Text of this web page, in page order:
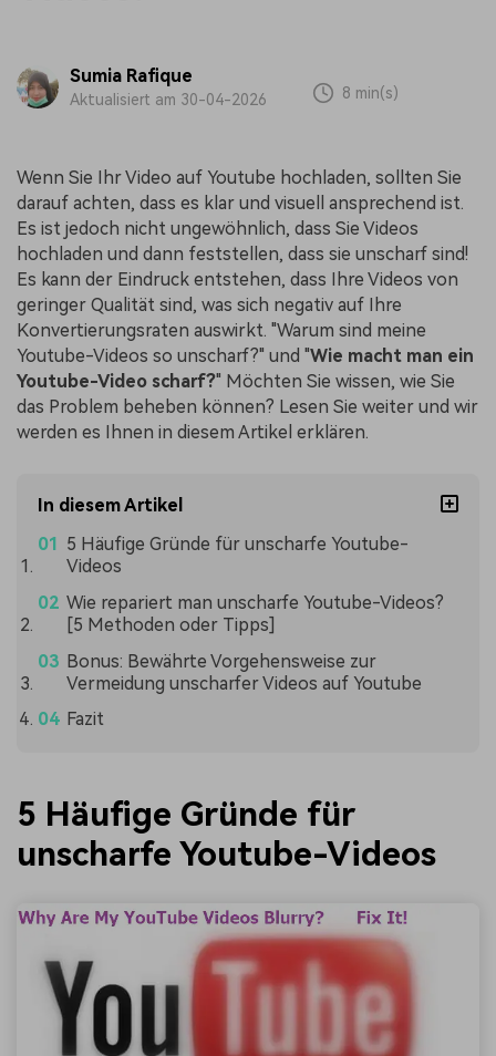
Sumia Rafique
Aktualisiert am 30-04-2026 8 min(s)
Wenn Sie Ihr Video auf Youtube hochladen, sollten Sie
darauf achten, dass es klar und visuell ansprechend ist.
Es ist jedoch nicht ungewöhnlich, dass Sie Videos
hochladen und dann feststellen, dass sie unscharf sind!
Es kann der Eindruck entstehen, dass Ihre Videos von
geringer Qualität sind, was sich negativ auf Ihre
Konvertierungsraten auswirkt. "Warum sind meine
Youtube-Videos so unscharf?" und "Wie macht man ein
Youtube-Video scharf?" Möchten Sie wissen, wie Sie
das Problem beheben können? Lesen Sie weiter und wir
werden es Ihnen in diesem Artikel erklären.
In diesem Artikel
5 Häufige Gründe für unscharfe Youtube-
Videos
Wie repariert man unscharfe Youtube-Videos?
[5 Methoden oder Tipps]
Bonus: Bewährte Vorgehensweise zur
Vermeidung unscharfer Videos auf Youtube
Fazit
5 Häufige Gründe für
unscharfe Youtube-Videos